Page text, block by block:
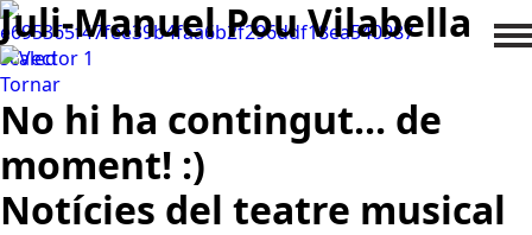
Juli-Manuel Pou Vilabella
Tornar
No hi ha contingut... de
moment! :)
Notícies del teatre musical